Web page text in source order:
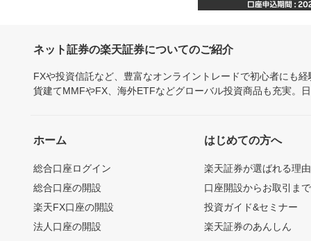
ネット証券の楽天証券についてのご紹介
FXや投資信託など、豊富なオンライントレードで初心者にも
貨建てMMFやFX、海外ETFなどグローバル投資商品も充実。
ホーム
総合口座ログイン
総合口座の開設
楽天FX口座の開設
法人口座の開設
はじめての方へ
楽天証券が選ばれる理由
口座開設からお取引ま
投資ガイド&セミナー
楽天証券のあんしん